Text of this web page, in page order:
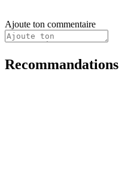
Ajoute ton commentaire
Recommandations